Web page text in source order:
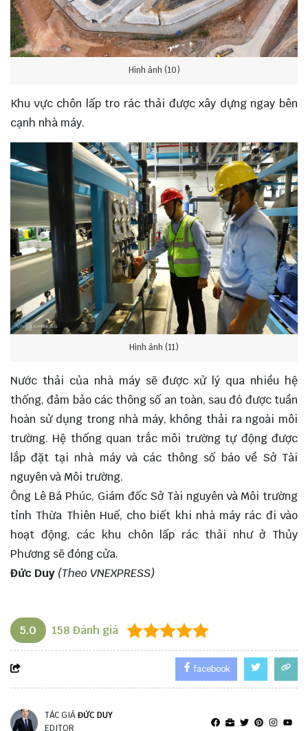
Hình ảnh (10)
Khu vực chôn lấp tro rác thải được xây dựng ngay bên
cạnh nhà máy.
Hình ảnh (11)
Nước thải của nhà máy sẽ được xử lý qua nhiều hệ
thống, đảm bảo các thông số an toàn, sau đó được tuần
hoàn sử dụng trong nhà máy, không thải ra ngoài môi
trường. Hệ thống quan trắc môi trường tự động được
lắp đặt tại nhà máy và các thông số báo về Sở Tài
nguyên và Môi trường.
Ông Lê Bá Phúc, Giám đốc Sở Tài nguyên và Môi trường
tỉnh Thừa Thiên Huế, cho biết khi nhà máy rác đi vào
hoạt động, các khu chôn lấp rác thải như ở Thủy
Phương sẽ đóng cửa.
Đức Duy (Theo VNEXPRESS)
5.0 158 Đánh giá
facebook
TÁC GIẢĐỨC DUY
EDITOR